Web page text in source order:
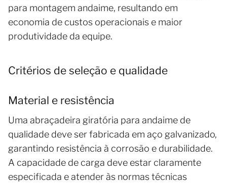
para montagem andaime, resultando em
economia de custos operacionais e maior
produtividade da equipe.
Critérios de seleção e qualidade
Material e resistência
Uma abraçadeira giratória para andaime de
qualidade deve ser fabricada em aço galvanizado,
garantindo resistência à corrosão e durabilidade.
A capacidade de carga deve estar claramente
especificada e atender às normas técnicas